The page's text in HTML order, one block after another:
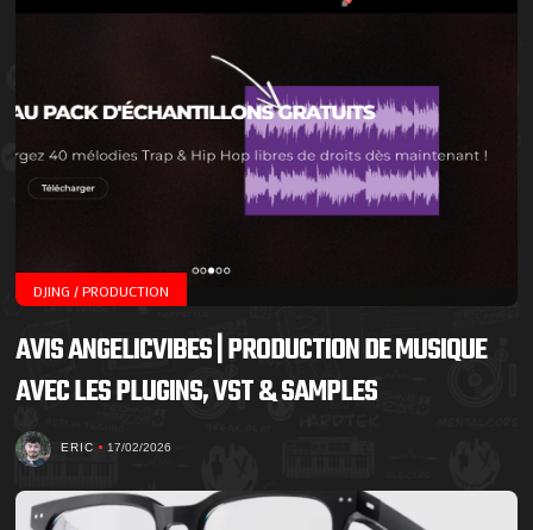
DJING / PRODUCTION
AVIS ANGELICVIBES | PRODUCTION DE MUSIQUE
AVEC LES PLUGINS, VST & SAMPLES
ERIC 17/02/2026